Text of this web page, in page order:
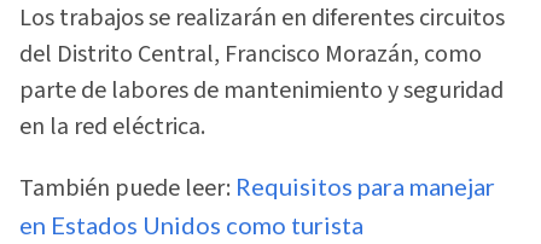
Los trabajos se realizarán en diferentes circuitos
del Distrito Central, Francisco Morazán, como
parte de labores de mantenimiento y seguridad
en la red eléctrica.
También puede leer: Requisitos para manejar
en Estados Unidos como turista